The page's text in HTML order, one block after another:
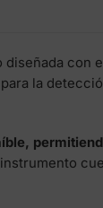
diseñada con
la